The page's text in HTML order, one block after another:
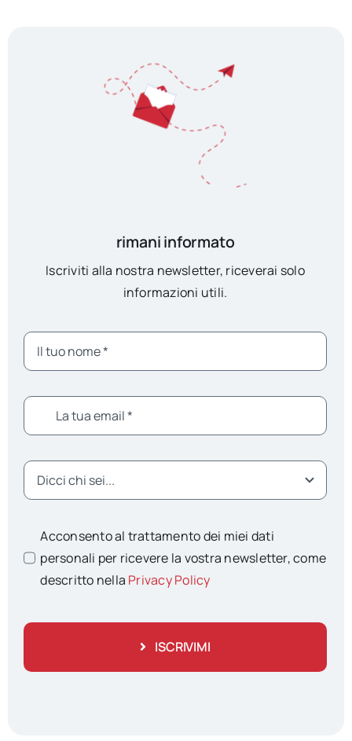
rimani informato
Iscriviti alla nostra newsletter, riceverai solo
informazioni utili.
Acconsento al trattamento dei miei dati
personali per ricevere la vostra newsletter, come
descritto nella Privacy Policy
ISCRIVIMI